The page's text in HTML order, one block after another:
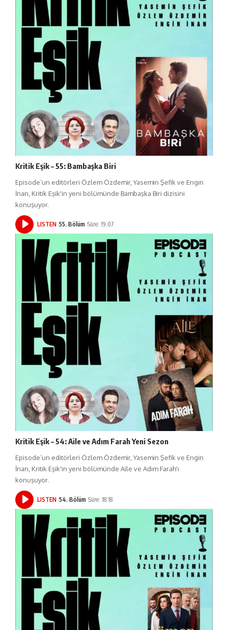
Kritik Eşik – 55: Bambaşka Biri
Episode’un editörleri Özlem Özdemir, Yasemin Şefik ve Engin
İnan, Kritik Eşik'in yeni bölümünde Bambaşka Biri dizisini
konuşuyor.
LISTEN 55. Bölüm Süre: 19:07
Kritik Eşik – 54: Aile ve Adım Farah Yeni Sezon
Episode’un editörleri Özlem Özdemir, Yasemin Şefik ve Engin
İnan, Kritik Eşik'in yeni bölümünde Aile ve Adım Farah'ı
konuşuyor.
LISTEN 54. Bölüm Süre: 18:18